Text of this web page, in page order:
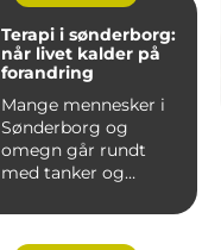
Terapi i sønderborg:
når livet kalder på
forandring
Mange mennesker i
Sønderborg og
omegn går rundt
med tanker og
mere end godt er....